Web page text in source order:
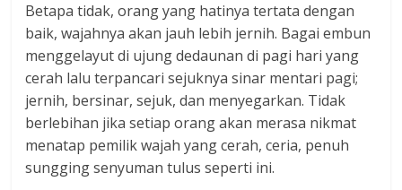
Betapa tidak, orang yang hatinya tertata dengan
baik, wajahnya akan jauh lebih jernih. Bagai embun
menggelayut di ujung dedaunan di pagi hari yang
cerah lalu terpancari sejuknya sinar mentari pagi;
jernih, bersinar, sejuk, dan menyegarkan. Tidak
berlebihan jika setiap orang akan merasa nikmat
menatap pemilik wajah yang cerah, ceria, penuh
sungging senyuman tulus seperti ini.